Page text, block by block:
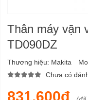
Thân máy vặn
TD090DZ
Thương hiệu: Makita
Chưa có
831.600đ